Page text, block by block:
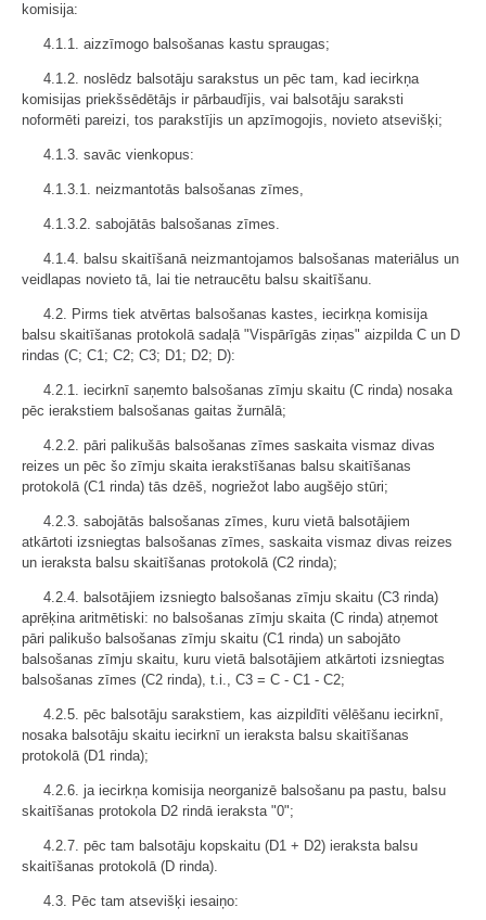
komisija:
4.1.1. aizzīmogo balsošanas kastu spraugas;
4.1.2. noslēdz balsotāju sarakstus un pēc tam, kad iecirkņa
komisijas priekšsēdētājs ir pārbaudījis, vai balsotāju saraksti
noformēti pareizi, tos parakstījis un apzīmogojis, novieto atsevišķi;
4.1.3. savāc vienkopus:
4.1.3.1. neizmantotās balsošanas zīmes,
4.1.3.2. sabojātās balsošanas zīmes.
4.1.4. balsu skaitīšanā neizmantojamos balsošanas materiālus un
veidlapas novieto tā, lai tie netraucētu balsu skaitīšanu.
4.2. Pirms tiek atvērtas balsošanas kastes, iecirkņa komisija
balsu skaitīšanas protokolā sadaļā "Vispārīgās ziņas" aizpilda C un D
rindas (C; C1; C2; C3; D1; D2; D):
4.2.1. iecirknī saņemto balsošanas zīmju skaitu (C rinda) nosaka
pēc ierakstiem balsošanas gaitas žurnālā;
4.2.2. pāri palikušās balsošanas zīmes saskaita vismaz divas
reizes un pēc šo zīmju skaita ierakstīšanas balsu skaitīšanas
protokolā (C1 rinda) tās dzēš, nogriežot labo augšējo stūri;
4.2.3. sabojātās balsošanas zīmes, kuru vietā balsotājiem
atkārtoti izsniegtas balsošanas zīmes, saskaita vismaz divas reizes
un ieraksta balsu skaitīšanas protokolā (C2 rinda);
4.2.4. balsotājiem izsniegto balsošanas zīmju skaitu (C3 rinda)
aprēķina aritmētiski: no balsošanas zīmju skaita (C rinda) atņemot
pāri palikušo balsošanas zīmju skaitu (C1 rinda) un sabojāto
balsošanas zīmju skaitu, kuru vietā balsotājiem atkārtoti izsniegtas
balsošanas zīmes (C2 rinda), t.i., C3 = C - C1 - C2;
4.2.5. pēc balsotāju sarakstiem, kas aizpildīti vēlēšanu iecirknī,
nosaka balsotāju skaitu iecirknī un ieraksta balsu skaitīšanas
protokolā (D1 rinda);
4.2.6. ja iecirkņa komisija neorganizē balsošanu pa pastu, balsu
skaitīšanas protokola D2 rindā ieraksta "0";
4.2.7. pēc tam balsotāju kopskaitu (D1 + D2) ieraksta balsu
skaitīšanas protokolā (D rinda).
4.3. Pēc tam atsevišķi iesaiņo: